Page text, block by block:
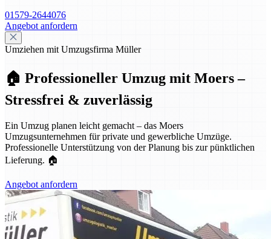
01579-2644076
Angebot anfordern
Umziehen mit Umzugsfirma Müller
🏠 Professioneller Umzug mit Moers –
Stressfrei & zuverlässig
Ein Umzug planen leicht gemacht – das Moers
Umzugsunternehmen für private und gewerbliche Umzüge.
Professionelle Unterstützung von der Planung bis zur pünktlichen
Lieferung. 🏠
Angebot anfordern